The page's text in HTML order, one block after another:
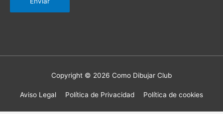
Copyright © 2026 Como Dibujar Club
Aviso Legal Política de Privacidad Política de cookies